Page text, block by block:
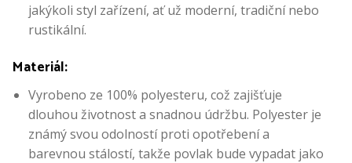
jakýkoli styl zařízení, ať už moderní, tradiční nebo
rustikální.
Materiál:
Vyrobeno ze 100% polyesteru, což zajišťuje
dlouhou životnost a snadnou údržbu. Polyester je
známý svou odolností proti opotřebení a
barevnou stálostí, takže povlak bude vypadat jako